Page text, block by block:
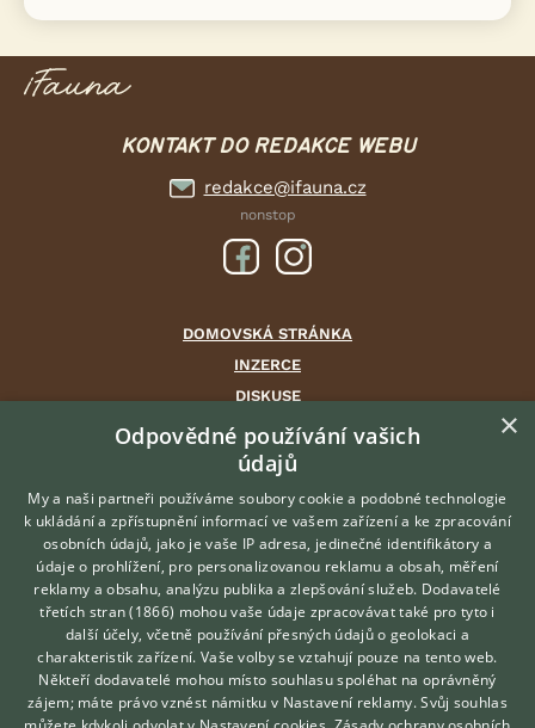
KONTAKT DO REDAKCE WEBU
redakce@ifauna.cz
nonstop
DOMOVSKÁ STRÁNKA
INZERCE
DISKUSE
ČLÁNKY
CHOVATELSKÉ STANICE
ATLAS
VÝBĚR VHODNÉHO PLEMENE
O nás
Kontakt
Možnosti zvýraznění inzerátů
Podmínky užití
Zpracování osobních údajů
Hledáte zvířecího kamaráda?
Zdarma vám poradí
VETERINÁŘ ONLINE
KONZULTOVAT S
VETERINÁŘEM
×
Odpovědné používání vašich
údajů
My a naši partneři používáme soubory cookie a podobné technologie
k ukládání a zpřístupnění informací ve vašem zařízení a ke zpracování
osobních údajů, jako je vaše IP adresa, jedinečné identifikátory a
údaje o prohlížení, pro personalizovanou reklamu a obsah, měření
reklamy a obsahu, analýzu publika a zlepšování služeb. Dodavatelé
třetích stran (1866) mohou vaše údaje zpracovávat také pro tyto i
další účely, včetně používání přesných údajů o geolokaci a
charakteristik zařízení. Vaše volby se vztahují pouze na tento web.
Někteří dodavatelé mohou místo souhlasu spoléhat na oprávněný
zájem; máte právo vznést námitku v Nastavení reklamy. Svůj souhlas